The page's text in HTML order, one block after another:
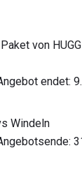
von
endet:
Windeln